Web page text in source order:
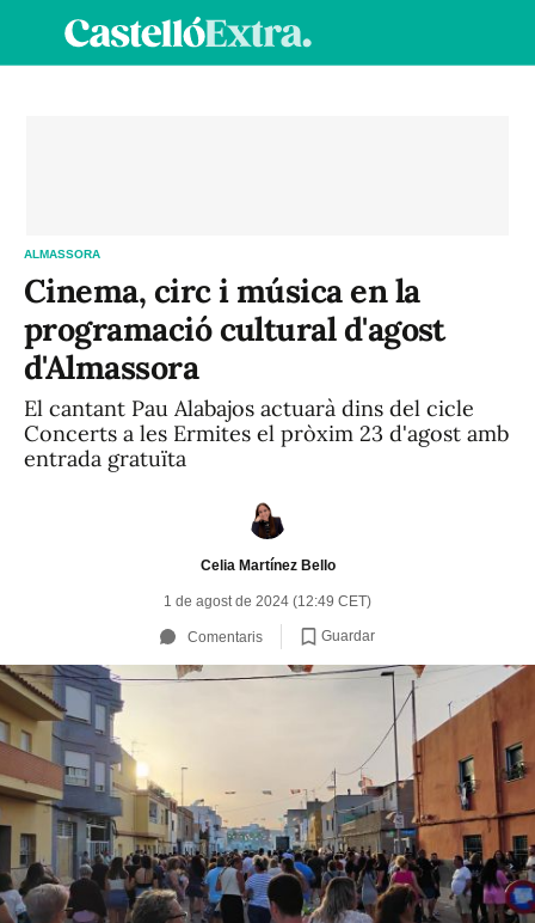
ALMASSORA
Cinema, circ i música en la
programació cultural d'agost
d'Almassora
El cantant Pau Alabajos actuarà dins del cicle
Concerts a les Ermites el pròxim 23 d'agost amb
entrada gratuïta
Celia Martínez Bello
1 de agost de 2024 (12:49 CET)
Comentaris Guardar